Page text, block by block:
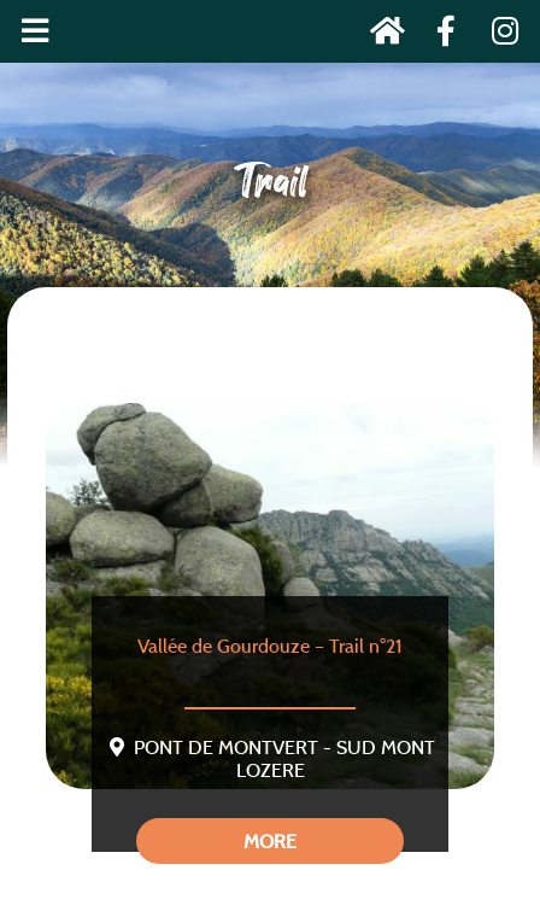
Trail
Vallée de Gourdouze – Trail n°21
PONT DE MONTVERT - SUD MONT
LOZERE
MORE